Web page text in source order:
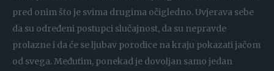
pred onim što je svima drugima očigledno. Uvjerava sebe
da su određeni postupci slučajnost, da su nepravde
prolazne i da će se ljubav porodice na kraju pokazati jačom
od svega. Međutim, ponekad je dovoljan samo jedan